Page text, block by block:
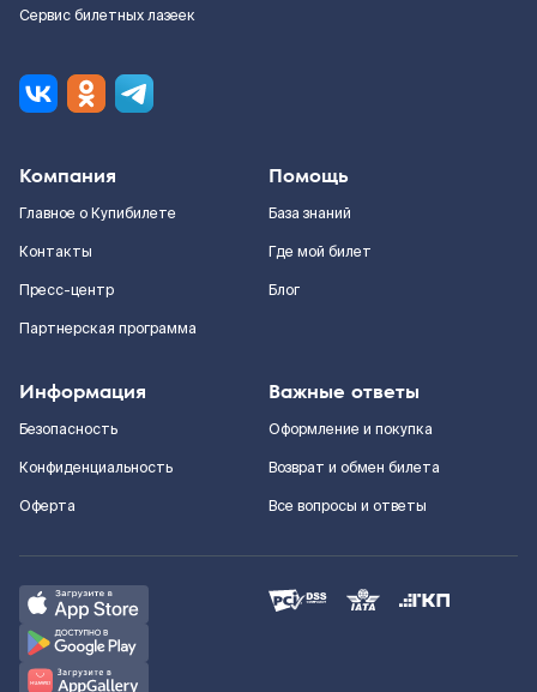
Сервис билетных лазеек
Компания
Главное о Купибилете
Контакты
Пресс-центр
Партнерская программа
Помощь
База знаний
Где мой билет
Блог
Информация
Безопасность
Конфиденциальность
Оферта
Важные ответы
Оформление и покупка
Возврат и обмен билета
Все вопросы и ответы